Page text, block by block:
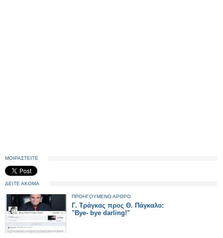
ΜΟΙΡΑΣΤΕΙΤΕ
ΔΕΙΤΕ ΑΚΟΜΑ
ΠΡΟΗΓΟΥΜΕΝΟ ΑΡΘΡΟ
Γ. Τράγκας προς Θ. Πάγκαλο:
"Bye- bye darling!"